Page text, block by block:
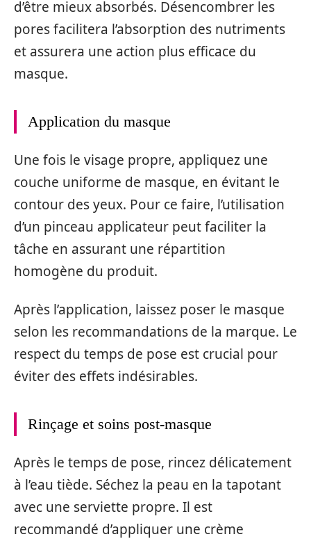
d’être mieux absorbés. Désencombrer les
pores facilitera l’absorption des nutriments
et assurera une action plus efficace du
masque.
Application du masque
Une fois le visage propre, appliquez une
couche uniforme de masque, en évitant le
contour des yeux. Pour ce faire, l’utilisation
d’un pinceau applicateur peut faciliter la
tâche en assurant une répartition
homogène du produit.
Après l’application, laissez poser le masque
selon les recommandations de la marque. Le
respect du temps de pose est crucial pour
éviter des effets indésirables.
Rinçage et soins post-masque
Après le temps de pose, rincez délicatement
à l’eau tiède. Séchez la peau en la tapotant
avec une serviette propre. Il est
recommandé d’appliquer une crème